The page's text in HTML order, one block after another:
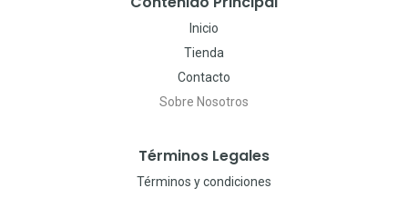
Inicio
Tienda
Contacto
Sobre Nosotros
Términos Legales
Términos y condiciones